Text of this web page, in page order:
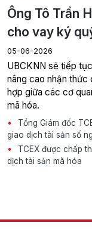
Ông Tô Trần
cho vay ký
05-06-2026
UBCKNN sẽ tiếp
nâng cao nhận thức
hợp giữa các cơ
mã hóa.
Tổng Giám đốc
giao dịch tài sản số
TCEX được chấp
dịch tài sản mã hóa